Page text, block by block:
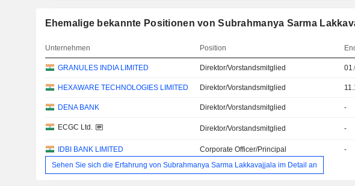
Ehemalige bekannte Positionen von Subrahmanya Sarma
Unternehmen Position
GRANULES INDIA LIMITED Direktor/Vorstandsmitglied
HEXAWARE TECHNOLOGIES LIMITED Direktor/Vorstandsmitglied
DENA BANK Direktor/Vorstandsmitglied -
ECGC Ltd. Direktor/Vorstandsmitglied -
IDBI BANK LIMITED Corporate Officer/Principal
-
Sehen Sie sich die Erfahrung von Subrahmanya Sarma Lakkavajjala im Detail an